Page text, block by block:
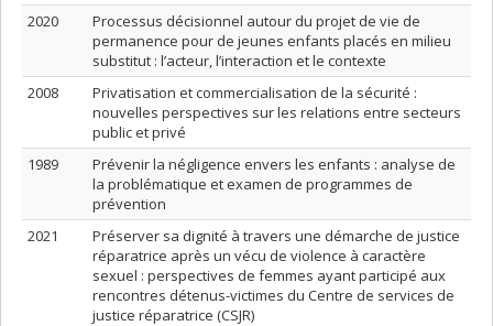
2020
Processus décisionnel autour du projet de vie de
permanence pour de jeunes enfants placés en milieu
substitut : l’acteur, l’interaction et le contexte
2008
Privatisation et commercialisation de la sécurité :
nouvelles perspectives sur les relations entre secteurs
public et privé
1989
Prévenir la négligence envers les enfants : analyse de
la problématique et examen de programmes de
prévention
2021
Préserver sa dignité à travers une démarche de justice
réparatrice après un vécu de violence à caractère
sexuel : perspectives de femmes ayant participé aux
rencontres détenus-victimes du Centre de services de
justice réparatrice (CSJR)